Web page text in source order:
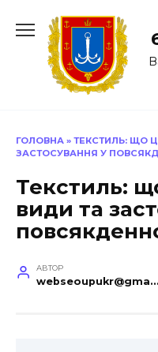
до
ГОЛОВНА » ТЕКСТИЛЬ: ЩО
ЗАСТОСУВАННЯ У
Текстиль:
види та
АВТОР
webseoupukr@gmail.com